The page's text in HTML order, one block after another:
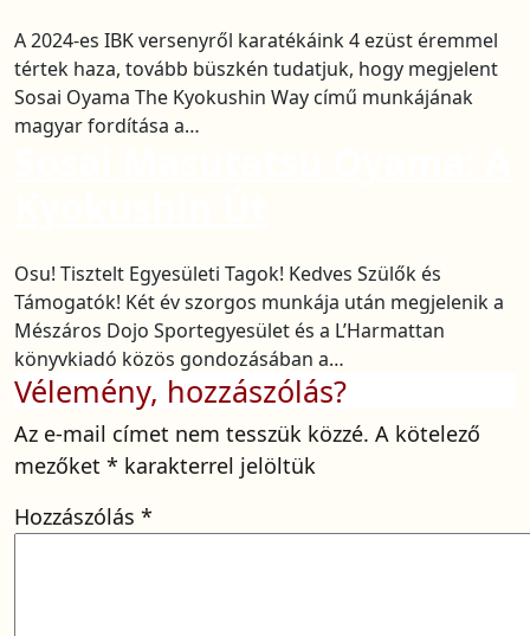
A 2024-es IBK versenyről karatékáink 4 ezüst éremmel
tértek haza, tovább büszkén tudatjuk, hogy megjelent
Sosai Oyama The Kyokushin Way című munkájának
magyar fordítása a…
Osu! Tisztelt Egyesületi Tagok! Kedves Szülők és
Támogatók! Két év szorgos munkája után megjelenik a
Mészáros Dojo Sportegyesület és a L’Harmattan
könyvkiadó közös gondozásában a…
Vélemény, hozzászólás?
Az e-mail címet nem tesszük közzé. A kötelező
mezőket * karakterrel jelöltük
Hozzászólás *